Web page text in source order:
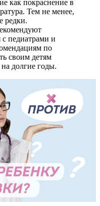
как покраснение в
Тем не менее,
редки.
с педиатрами и
по
своим детям
долгие годы.